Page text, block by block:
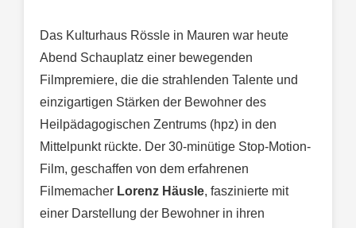
Das Kulturhaus Rössle in Mauren war heute
Abend Schauplatz einer bewegenden
Filmpremiere, die die strahlenden Talente und
einzigartigen Stärken der Bewohner des
Heilpädagogischen Zentrums (hpz) in den
Mittelpunkt rückte. Der 30-minütige Stop-Motion-
Film, geschaffen von dem erfahrenen
Filmemacher Lorenz Häusle, faszinierte mit
einer Darstellung der Bewohner in ihren